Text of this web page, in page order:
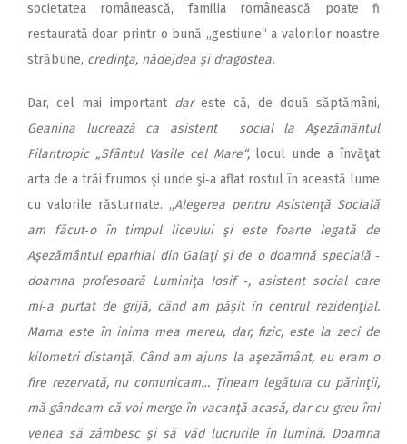
societatea românească, familia românească poate fi
restaurată doar printr‑o bună „gestiune“ a valorilor noastre
străbune, credinţa, nădejdea şi dragostea.
Dar, cel mai important dareste că, de două săptămâni,
Geanina lucrează ca asistent social la Aşezământul
Filantropic „Sfântul Vasile cel Mare“,locul unde a învăţat
arta de a trăi frumos şi unde şi‑a aflat rostul în această lume
cu valorile răsturnate. „Alegerea pentru Asistenţă Socială
am făcut‑o în timpul liceului şi este foarte legată de
Aşezământul eparhial din Galaţi şi de o doamnă specială ‑
doamna profesoară Luminiţa Iosif ‑, asistent social care
mi‑a purtat de grijă, când am păşit în centrul rezidenţial.
Mama este în inima mea mereu, dar, fizic, este la zeci de
kilometri distanţă. Când am ajuns la aşezământ, eu eram o
fire rezervată, nu comunicam… Țineam legătura cu părinţii,
mă gândeam că voi merge în vacanţă acasă, dar cu greu îmi
venea să zâmbesc şi să văd lucrurile în lumină. Doamna